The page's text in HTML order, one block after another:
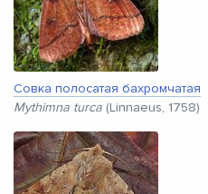
Совка полосатая бахромчатая
Mythimna turca (Linnaeus, 1758)